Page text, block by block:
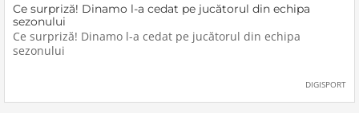
Ce surpriză! Dinamo l-a cedat pe jucătorul din echipa
sezonului
Ce surpriză! Dinamo l-a cedat pe jucătorul din echipa
sezonului
DIGISPORT